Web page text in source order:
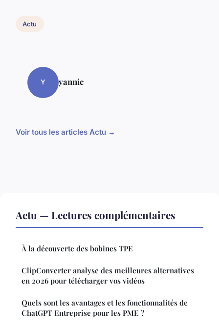
Actu
Y yannic
Voir tous les articles Actu →
Actu — Lectures complémentaires
À la découverte des bobines TPE
ClipConverter analyse des meilleures alternatives
en 2026 pour télécharger vos vidéos
Quels sont les avantages et les fonctionnalités de
ChatGPT Entreprise pour les PME ?